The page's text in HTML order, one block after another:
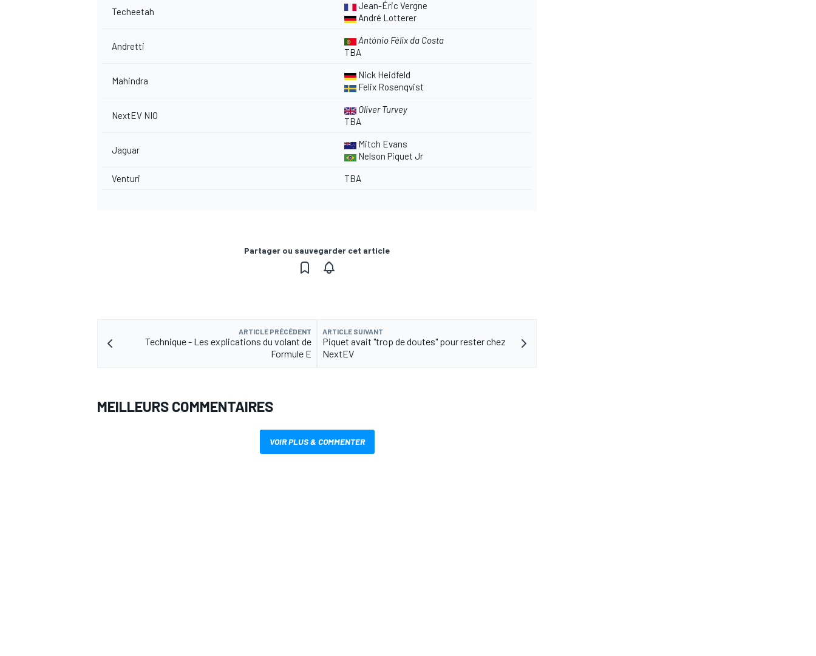
Techeetah
Jean-Éric Vergne
André Lotterer
Andretti
António Félix da Costa
TBA
Mahindra
Nick Heidfeld
Felix Rosenqvist
NextEV NIO
Oliver Turvey
TBA
Jaguar
Mitch Evans
Nelson Piquet Jr
Venturi TBA
Partager ou sauvegarder cet article
ARTICLE PRÉCÉDENT
Technique - Les explications du volant de
Formule E
ARTICLE SUIVANT
Piquet avait "trop de doutes" pour rester chez
NextEV
MEILLEURS COMMENTAIRES
VOIR PLUS & COMMENTER